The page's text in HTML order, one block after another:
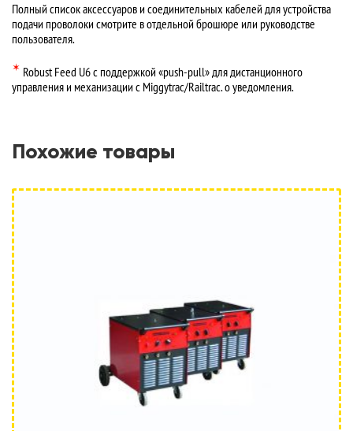
Полный список аксессуаров и соединительных кабелей для устройства
подачи проволоки смотрите в отдельной брошюре или руководстве
пользователя.
✶ Robust Feed U6 с поддержкой «push-pull» для дистанционного
управления и механизации с Miggytrac/Railtrac. о уведомления.
Похожие товары